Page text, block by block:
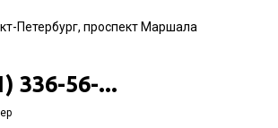
Петербург, проспект Маршала
336-56-...